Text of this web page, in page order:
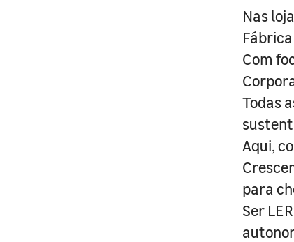
Nas
Com
Todas
Aqui,
para
Ser